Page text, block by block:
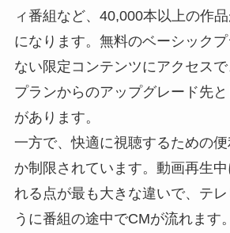
ィ番組など、40,000本以上の作
になります。無料のベーシック
ない限定コンテンツにアクセス
プランからのアップグレード先
があります。
一方で、快適に視聴するための
か制限されています。動画再生
れる点が最も大きな違いで、テ
うに番組の途中でCMが流れます